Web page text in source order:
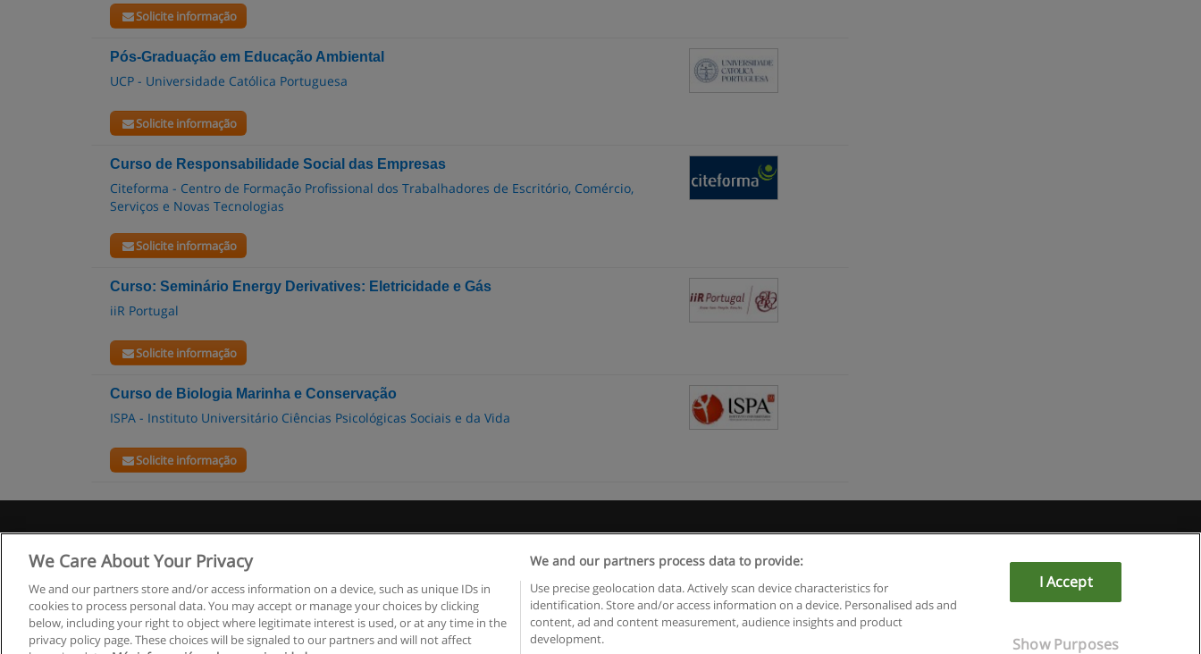
Solicite informação
Pós-Graduação em Educação Ambiental
UCP - Universidade Católica Portuguesa
Solicite informação
Curso de Responsabilidade Social das Empresas
Citeforma - Centro de Formação Profissional dos Trabalhadores de Escritório, Comércio,
Serviços e Novas Tecnologias
Solicite informação
Curso: Seminário Energy Derivatives: Eletricidade e Gás
iiR Portugal
Solicite informação
Curso de Biologia Marinha e Conservação
ISPA - Instituto Universitário Ciências Psicológicas Sociais e da Vida
Solicite informação
Copyright © Educaedu Business S.L. - CIF : B-95610580: - www.educaedu.com.pt
We Care About Your Privacy
We and our partners store and/or access information on a device, such as unique IDs in
cookies to process personal data. You may accept or manage your choices by clicking
below, including your right to object where legitimate interest is used, or at any time in the
privacy policy page. These choices will be signaled to our partners and will not affect
We and our partners process data to provide:
Use precise geolocation data. Actively scan device characteristics for
identification. Store and/or access information on a device. Personalised ads and
content, ad and content measurement, audience insights and product
development.
I Accept
Show Purposes